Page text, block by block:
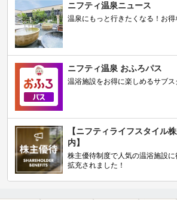
ニフティ温泉ニュース
温泉にもっと行きたくなる！お
ニフティ温泉 おふろパス
温浴施設をお得に楽しめるサブ
【ニフティライフスタイル
内】
株主優待制度で人気の温浴施設
拡充されました！